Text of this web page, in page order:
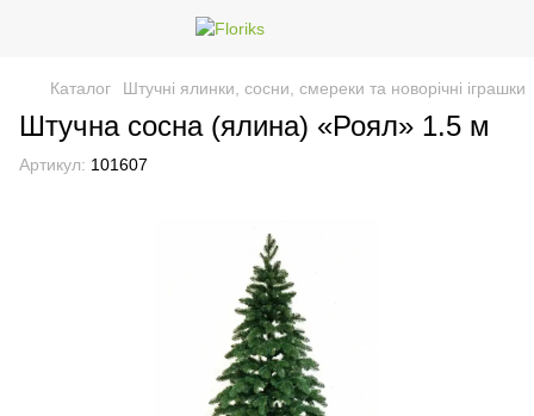
Каталог Штучні ялинки, сосни, смереки та новорічні іграшки
Штучна сосна (ялина) «Роял» 1.5 м
Артикул: 101607